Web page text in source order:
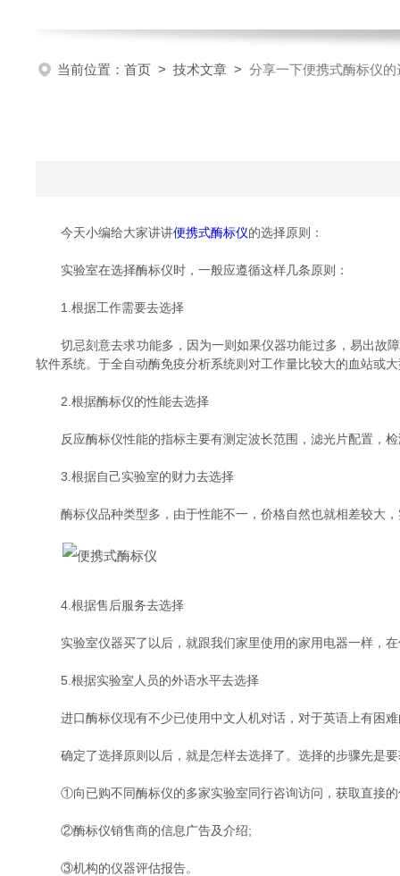
当前位置： 首页 > 技术文章 > 分享一下便携式酶标仪的
今天小编给大家讲讲便携式酶标仪的选择原则：
实验室在选择酶标仪时，一般应遵循这样几条原则：
1.根据工作需要去选择
切忌刻意去求功能多，因为一则如果仪器功能过多，易出故障
软件系统。于全自动酶免疫分析系统则对工作量比较大的血站或
2.根据酶标仪的性能去选择
反应酶标仪性能的指标主要有测定波长范围，滤光片配置，检
3.根据自己实验室的财力去选择
酶标仪品种类型多，由于性能不一，价格自然也就相差较大，
4.根据售后服务去选择
实验室仪器买了以后，就跟我们家里使用的家用电器一样，在
5.根据实验室人员的外语水平去选择
进口酶标仪现有不少已使用中文人机对话，对于英语上有困难
确定了选择原则以后，就是怎样去选择了。选择的步骤先是要
①向已购不同酶标仪的多家实验室同行咨询访问，获取直接的
②酶标仪销售商的信息广告及介绍;
③机构的仪器评估报告。